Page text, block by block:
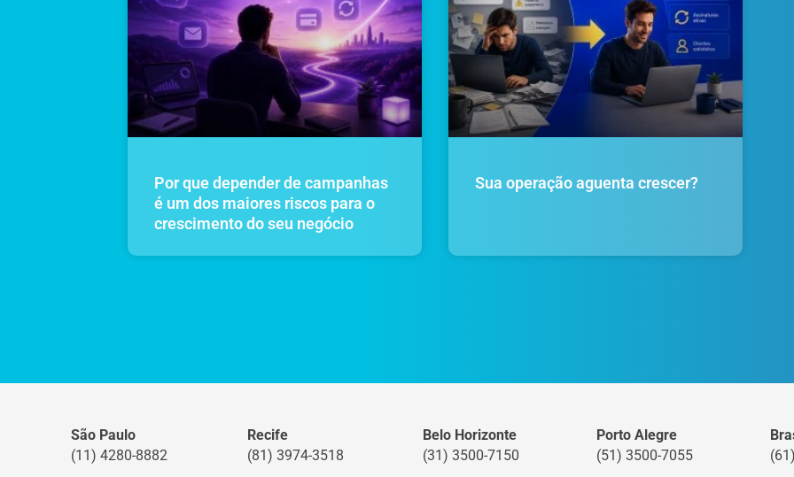
Por que depender de campanhas
é um dos maiores riscos para o
crescimento do seu negócio
Sua operação aguenta crescer?
São Paulo
(11) 4280-8882
Recife
(81) 3974-3518
Belo Horizonte
(31) 3500-7150
Porto Alegre
(51) 3500-7055